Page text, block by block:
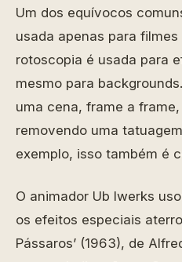
Um dos equívocos
usada apenas para
rotoscopia é usada para
mesmo para
uma cena, frame a
removendo uma
exemplo, isso também é
O animador Ub Iwerks
os efeitos especiais
Pássaros’ (1963), de